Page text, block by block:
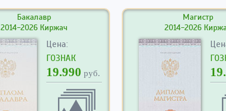
Бакалавр
2014-2026 Киржач
Цена:
ГОЗНАК
19.990 руб.
Магистр
2014-2026